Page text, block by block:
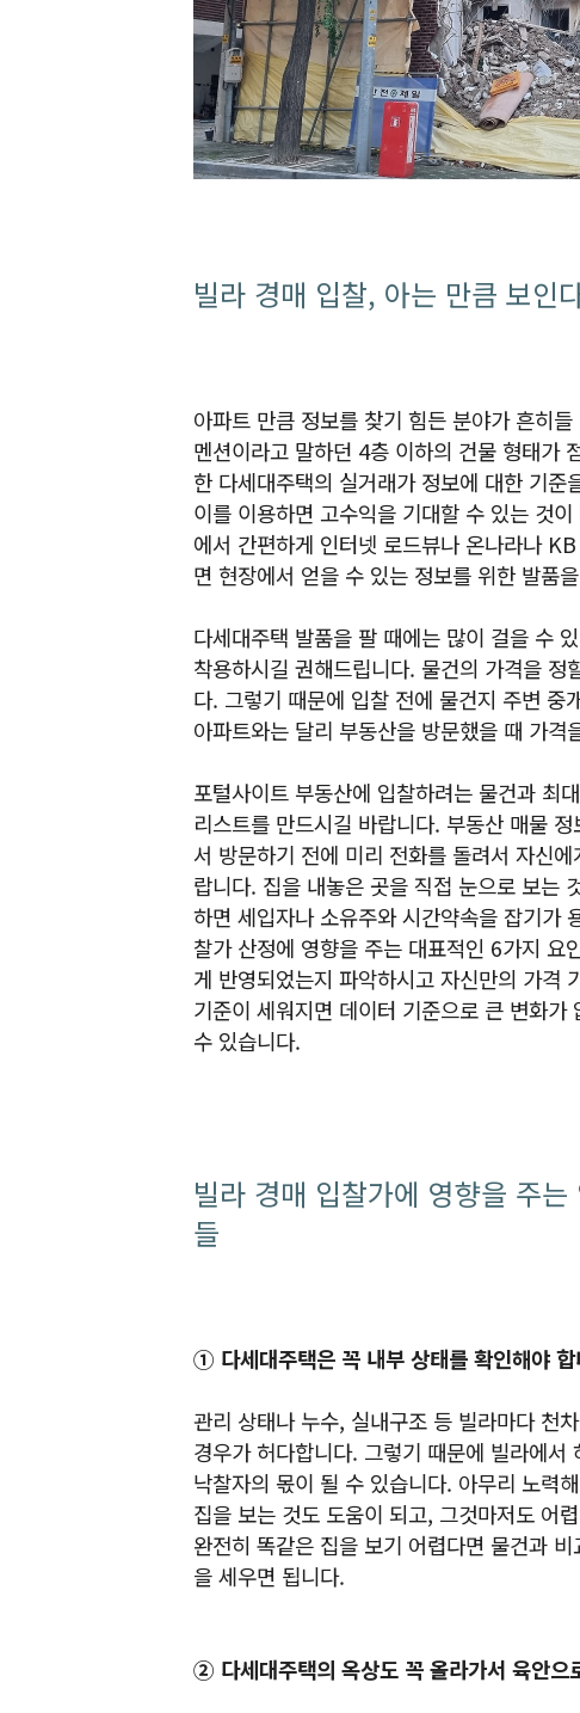
빌라 경매 입찰, 아는 만큼 보인
아파트 만큼 정보를 찾기 힘든 분야가 흔히
멘션이라고 말하던 4층 이하의 건물 형태가
한 다세대주택의 실거래가 정보에 대한 기
이를 이용하면 고수익을 기대할 수 있는 것
에서 간편하게 인터넷 로드뷰나 온나라나
면 현장에서 얻을 수 있는 정보를 위한 발품
다세대주택 발품을 팔 때에는 많이 걸을 수
착용하시길 권해드립니다. 물건의 가격을
다. 그렇기 때문에 입찰 전에 물건지 주변 중
아파트와는 달리 부동산을 방문했을 때 가격
포털사이트 부동산에 입찰하려는 물건과 최
리스트를 만드시길 바랍니다. 부동산 매물
서 방문하기 전에 미리 전화를 돌려서 자신
랍니다. 집을 내놓은 곳을 직접 눈으로 보는
하면 세입자나 소유주와 시간약속을 잡기가
찰가 산정에 영향을 주는 대표적인 6가지 요
게 반영되었는지 파악하시고 자신만의 가격
기준이 세워지면 데이터 기준으로 큰 변화
수 있습니다.
빌라 경매 입찰가에 영향을 주
들
① 다세대주택은 꼭 내부 상태를 확인해야
관리 상태나 누수, 실내구조 등 빌라마다 천
경우가 허다합니다. 그렇기 때문에 빌라에
낙찰자의 몫이 될 수 있습니다. 아무리 노력
집을 보는 것도 도움이 되고, 그것마저도 어
완전히 똑같은 집을 보기 어렵다면 물건과
을 세우면 됩니다.
② 다세대주택의 옥상도 꼭 올라가서 육안으